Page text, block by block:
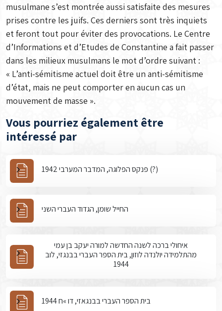
musulmane s’est montrée aussi satisfaite des mesures
prises contre les juifs. Ces derniers sont très inquiets
et feront tout pour éviter des provocations. Le Centre
d’Informations et d’Etudes de Constantine a fait passer
dans les milieux musulmans le mot d’ordre suivant :
« L’anti-sémitisme actuel doit être un anti-sémitisme
d’état, mais ne peut comporter en aucun cas un
mouvement de masse ».
Vous pourriez également être
intéressé par
פנקס הפלוגה, המדבר המערבי 1942 (?)
החייל שומן, הגדוד העברי השני
איחולי ברכה לשנה החדשה למורה יעקב בן עמי
מהתלמידה יולנדה לוזון, בית הספר העברי בבנגזי, לוב
1944
בית הספר העברי בבנגאזי, דו »ח 1944